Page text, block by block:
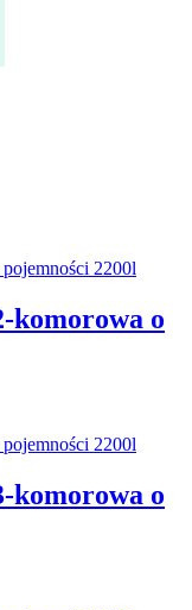
komorowa o
komorowa o